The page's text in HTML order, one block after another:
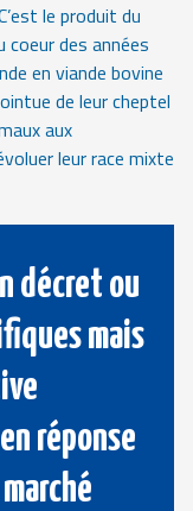
le produit du
coeur des années
en viande bovine
de leur cheptel
aux
leur race mixte
décret ou
mais
réponse